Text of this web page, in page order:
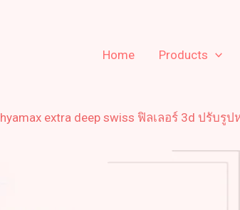
Home
Products
hyamax extra deep swiss ฟิลเลอร์ 3d ปรับรู